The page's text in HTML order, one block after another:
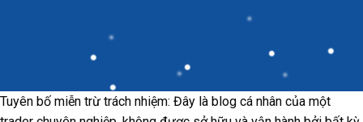
Tuyên bố miễn trừ trách nhiệm: Đây là blog cá nhân của một